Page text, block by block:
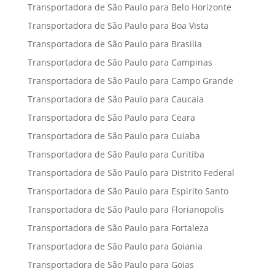
Transportadora de São Paulo para Belo Horizonte
Transportadora de São Paulo para Boa Vista
Transportadora de São Paulo para Brasilia
Transportadora de São Paulo para Campinas
Transportadora de São Paulo para Campo Grande
Transportadora de São Paulo para Caucaia
Transportadora de São Paulo para Ceara
Transportadora de São Paulo para Cuiaba
Transportadora de São Paulo para Curitiba
Transportadora de São Paulo para Distrito Federal
Transportadora de São Paulo para Espirito Santo
Transportadora de São Paulo para Florianopolis
Transportadora de São Paulo para Fortaleza
Transportadora de São Paulo para Goiania
Transportadora de São Paulo para Goias